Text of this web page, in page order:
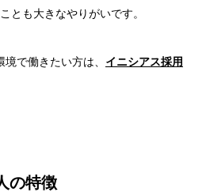
とも大きなやりがいです。
で働きたい方は、 イニシアス採用
の特徴